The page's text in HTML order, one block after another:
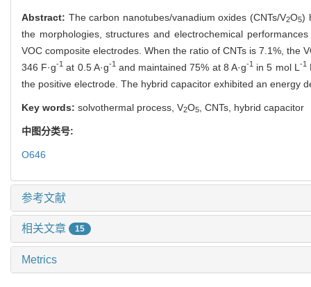
Abstract: The carbon nanotubes/vanadium oxides (CNTs/V2O5)
the morphologies, structures and electrochemical
VOC composite electrodes. When the ratio of CNTs is 7.1%, the
346 F·g-1 at 0.5 A·g-1 and maintained 75% at 8 A·g-1 in 5 mol L -1
the positive electrode. The hybrid capacitor exhibited an energy
Key words: solvothermal process, V2O5 , CNTs, hybrid capacitor
中图分类号:
O646
参考文献
相关文章 15
Metrics